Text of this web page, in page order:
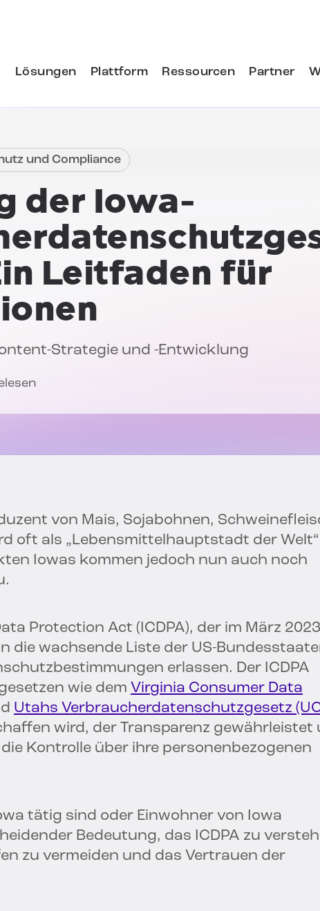
Lösungen Plattform Ressourcen Partner
und Compliance
der Iowa-
Leitfaden für
Strategie und -Entwicklung
von Mais, Sojabohnen,
oft als „Lebensmittelhauptstadt der Welt“
Iowas kommen jedoch nun auch noch
Protection Act (ICDPA), der im März
die wachsende Liste der US-
erlassen. Der ICDPA
wie dem Virginia Consumer Data
Utahs Verbraucherdatenschutzgesetz
wird, der Transparenz gewährleistet
Kontrolle über ihre personenbezogenen
tätig sind oder Einwohner von Iowa
Bedeutung, das ICDPA zu
zu vermeiden und das Vertrauen der